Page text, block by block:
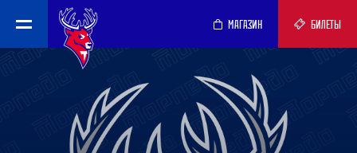
МАГАЗИН БИЛЕТЫ